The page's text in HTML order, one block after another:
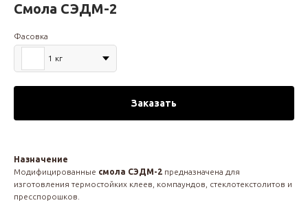
Смола СЭДМ-2
Фасовка
1 кг
Заказать
Назначение
Модифицированные смола СЭДМ-2 предназначена для
изготовления термостойких клеев, компаундов, стеклотекстолитов и
пресспорошков.